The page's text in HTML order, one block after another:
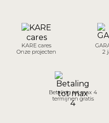
KARE cares
Onze projecten
2
Betaling tot max 4
termijnen gratis